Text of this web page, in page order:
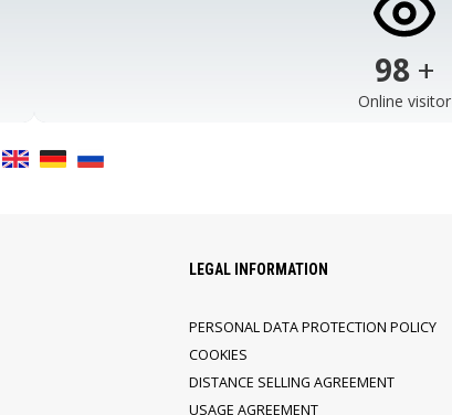
103 +
Online visitor
LEGAL INFORMATION
PERSONAL DATA PROTECTION POLICY
COOKIES
DISTANCE SELLING AGREEMENT
USAGE AGREEMENT